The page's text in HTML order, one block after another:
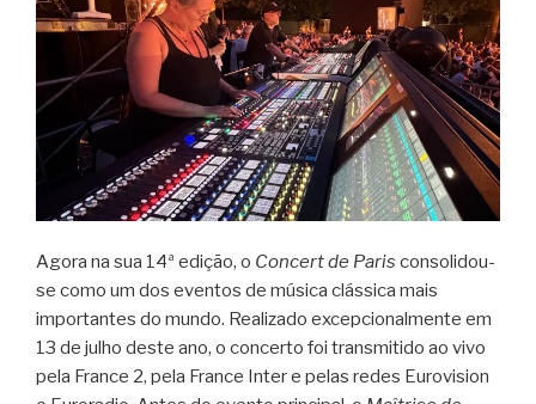
Agora na sua 14ª edição, o Concert de Paris consolidou-
se como um dos eventos de música clássica mais
importantes do mundo. Realizado excepcionalmente em
13 de julho deste ano, o concerto foi transmitido ao vivo
pela France 2, pela France Inter e pelas redes Eurovision